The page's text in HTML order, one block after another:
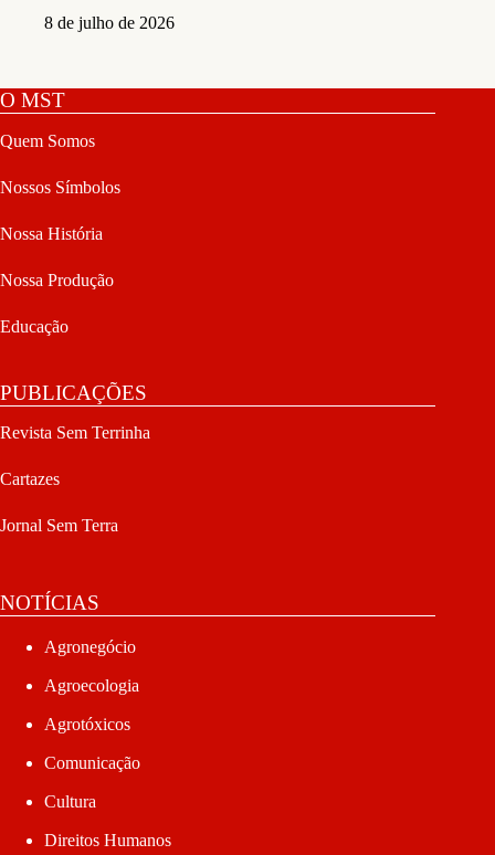
8 de julho de 2026
O MST
Quem Somos
Nossos Símbolos
Nossa História
Nossa Produção
Educação
PUBLICAÇÕES
Revista Sem Terrinha
Cartazes
Jornal Sem Terra
NOTÍCIAS
Agronegócio
Agroecologia
Agrotóxicos
Comunicação
Cultura
Direitos Humanos